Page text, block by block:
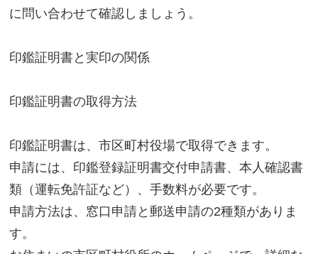
に問い合わせて確認しましょう。
印鑑証明書と実印の関係
印鑑証明書の取得方法
印鑑証明書は、市区町村役場で取得できます。
申請には、印鑑登録証明書交付申請書、本人確認書
類（運転免許証など）、手数料が必要です。
申請方法は、窓口申請と郵送申請の2種類がありま
す。